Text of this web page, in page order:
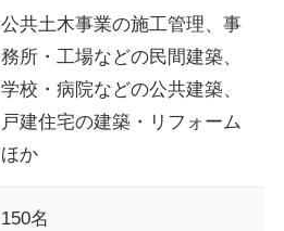
公共土木事業の施工管理、事
務所・工場などの民間建築、
学校・病院などの公共建築、
戸建住宅の建築・リフォーム
ほか
150名